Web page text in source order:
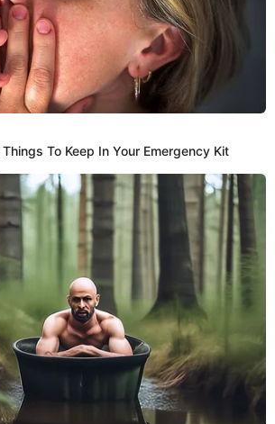
sabías de “Pipa”, película top de
de la película “Pipa” disponible en el
Cueva